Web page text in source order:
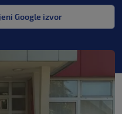
Google izvor